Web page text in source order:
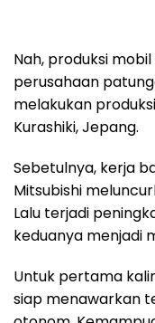
Nah, produksi
perusahaan
melakukan
Kurashiki, Jepang.
Sebetulnya, kerja
Mitsubishi
Lalu terjadi
keduanya menjadi
Untuk pertama
siap menawarkan